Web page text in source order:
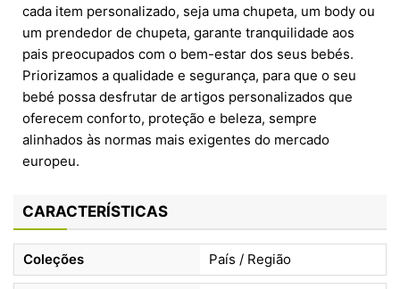
cada item personalizado, seja uma chupeta, um body ou
um prendedor de chupeta, garante tranquilidade aos
pais preocupados com o bem-estar dos seus bebés.
Priorizamos a qualidade e segurança, para que o seu
bebé possa desfrutar de artigos personalizados que
oferecem conforto, proteção e beleza, sempre
alinhados às normas mais exigentes do mercado
europeu.
CARACTERÍSTICAS
Coleções País / Região